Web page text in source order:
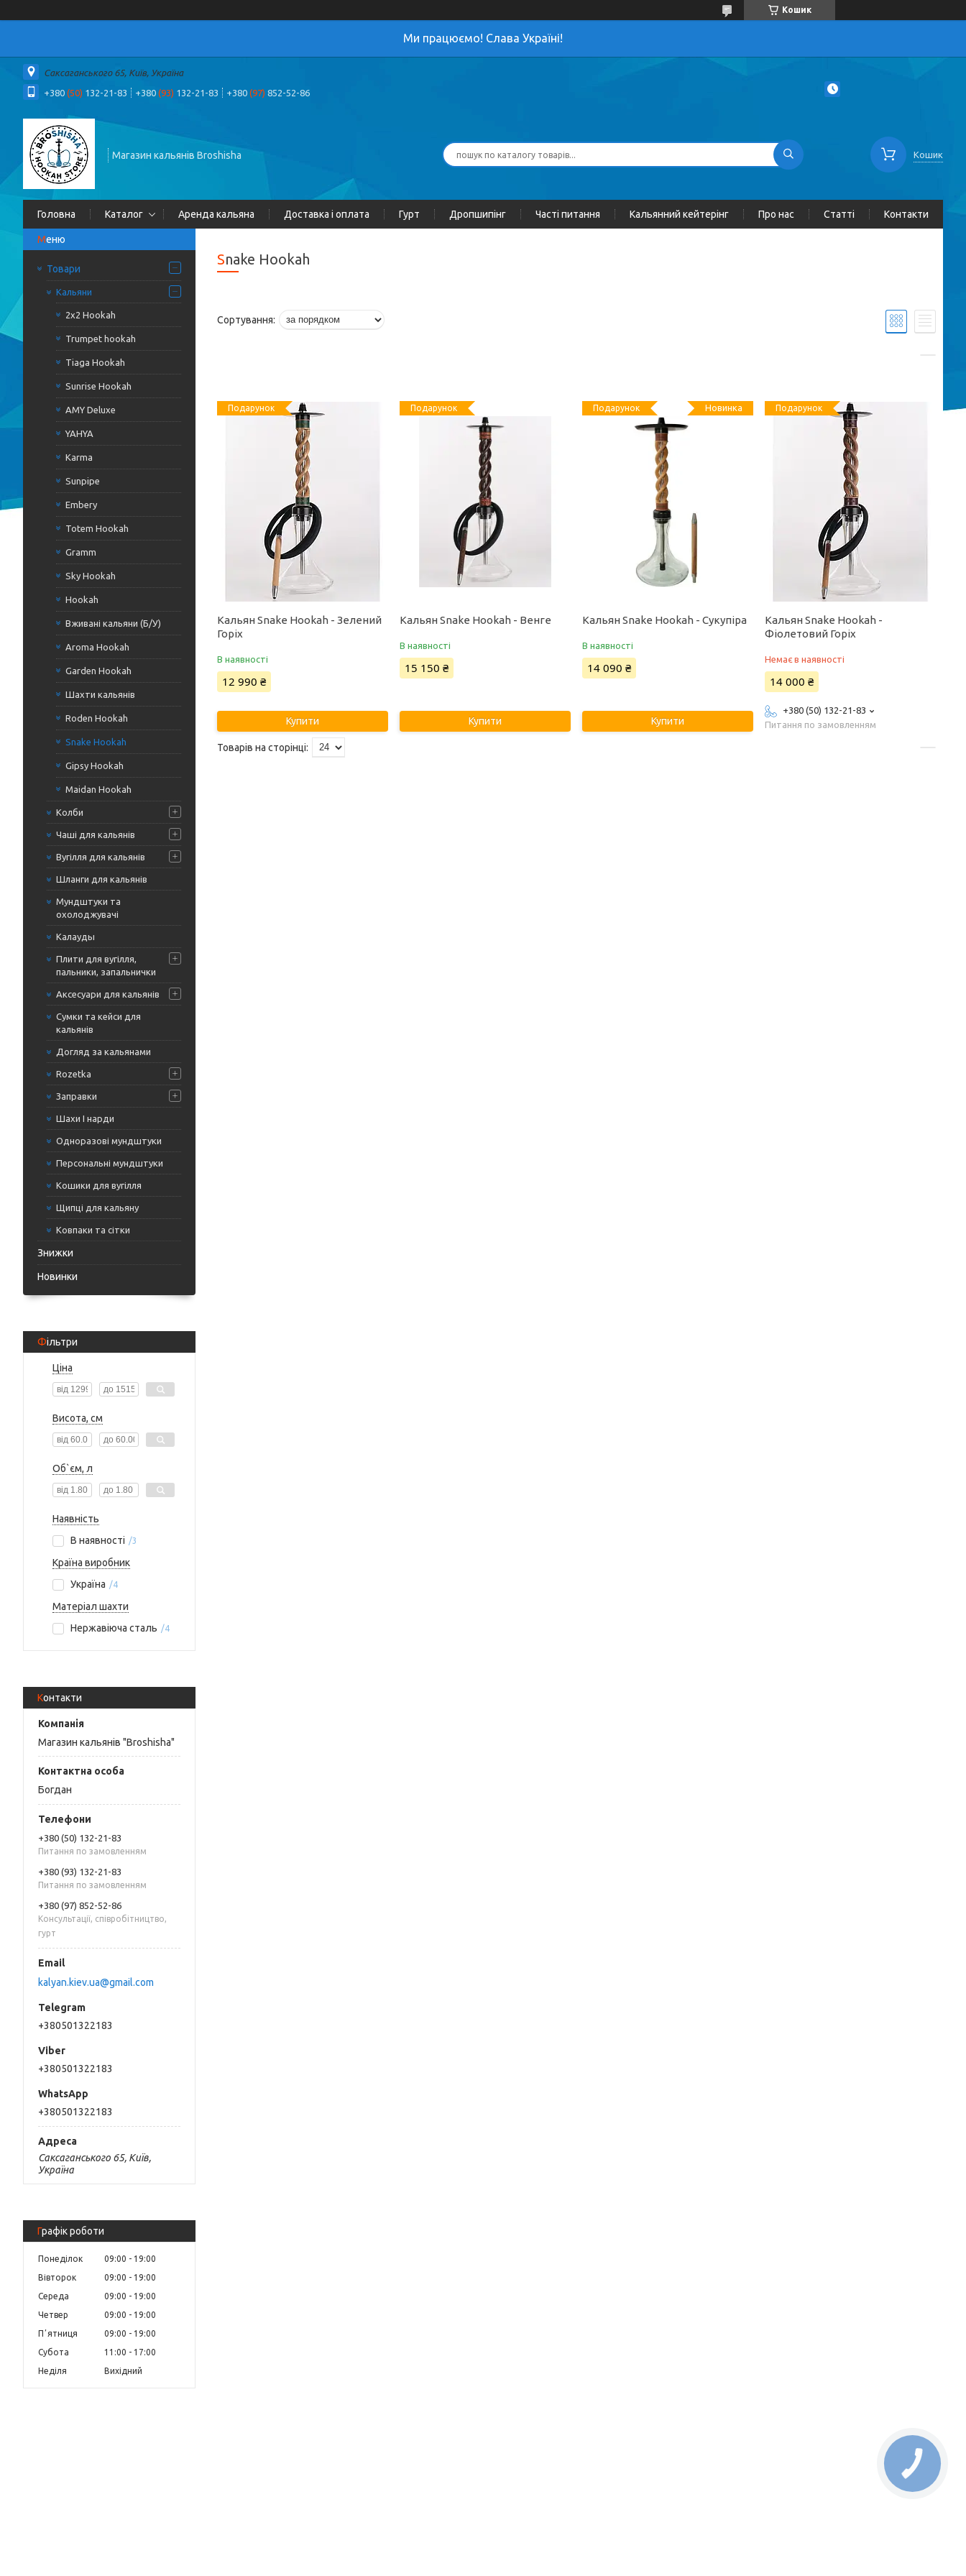
Кошик
Ми працюємо! Слава Україні!
Саксаганського 65, Київ, Україна
+380 (50) 132-21-83 +380 (93) 132-21-83 +380 (97) 852-52-86
Магазин кальянів Broshisha Кошик
Головна Каталог Аренда кальяна Доставка і оплата Гурт Дропшипінг Часті питання Кальянний кейтерінг Про нас Статті Контакти
Товари
Кальяни
2x2 Hookah
Trumpet hookah
Tiaga Hookah
Sunrise Hookah
AMY Deluxe
YAHYA
Karma
Sunpipe
Embery
Totem Hookah
Gramm
Sky Hookah
Hookah
Вживані кальяни (Б/У)
Aroma Hookah
Garden Hookah
Шахти кальянів
Roden Hookah
Snake Hookah
Gipsy Hookah
Maidan Hookah
Колби
Чаші для кальянів
Вугілля для кальянів
Шланги для кальянів
Мундштуки та
охолоджувачі
Калауды
Плити для вугілля,
пальники, запальнички
Аксесуари для кальянів
Сумки та кейси для
кальянів
Догляд за кальянами
Rozetka
Заправки
Шахи І нарди
Одноразові мундштуки
Персональні мундштуки
Кошики для вугілля
Щипці для кальяну
Ковпаки та сітки
Знижки
Новинки
Фільтри
Ціна
Висота, см
Об`єм, л
Наявність
В наявності
3
Країна виробник
Україна
4
Матеріал шахти
Нержавіюча сталь
4
Контакти
Магазин кальянів "Broshisha"
Богдан
+380 (50) 132-21-83
Питання по замовленням
+380 (93) 132-21-83
Питання по замовленням
+380 (97) 852-52-86
Консультації, співробітництво,
гурт
kalyan.kiev.ua@gmail.com
+380501322183
+380501322183
+380501322183
Саксаганського 65, Київ,
Україна
Графік роботи
Понеділок 09:00
19:00
Вівторок
09:00
19:00
Середа
09:00
19:00
Четвер
09:00
19:00
Пʼятниця
09:00
19:00
Субота
11:00
17:00
Неділя
Вихідний
Snake Hookah
Подарунок
Кальян Snake Hookah - Зелений
Горіх
В наявності
12 990 ₴
Купити
Подарунок
Кальян Snake Hookah - Венге
В наявності
15 150 ₴
Купити
Подарунок Новинка
Кальян Snake Hookah - Сукупіра
В наявності
14 090 ₴
Купити
Подарунок
Кальян Snake Hookah -
Фіолетовий Горіх
Немає в наявності
14 000 ₴
+380 (50) 132-21-83
Питання по замовленням